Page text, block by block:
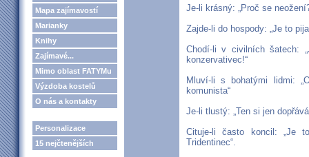
Mapa zajímavostí
Marianky
Knihy
Zajímavé...
Mimo oblast FATYMu
Výzdoba kostelů
O nás a kontakty
Personalizace
15 nejčtenějších
Je-li krásný: „Proč se
Zajde-li do hospody: „Je to
Chodí-li v civilních šatech:
konzervativec!“
Mluví-li s bohatými lidmi:
komunista“
Je-li tlustý: „Ten si jen
Cituje-li často koncil: „Je
Tridentinec“.